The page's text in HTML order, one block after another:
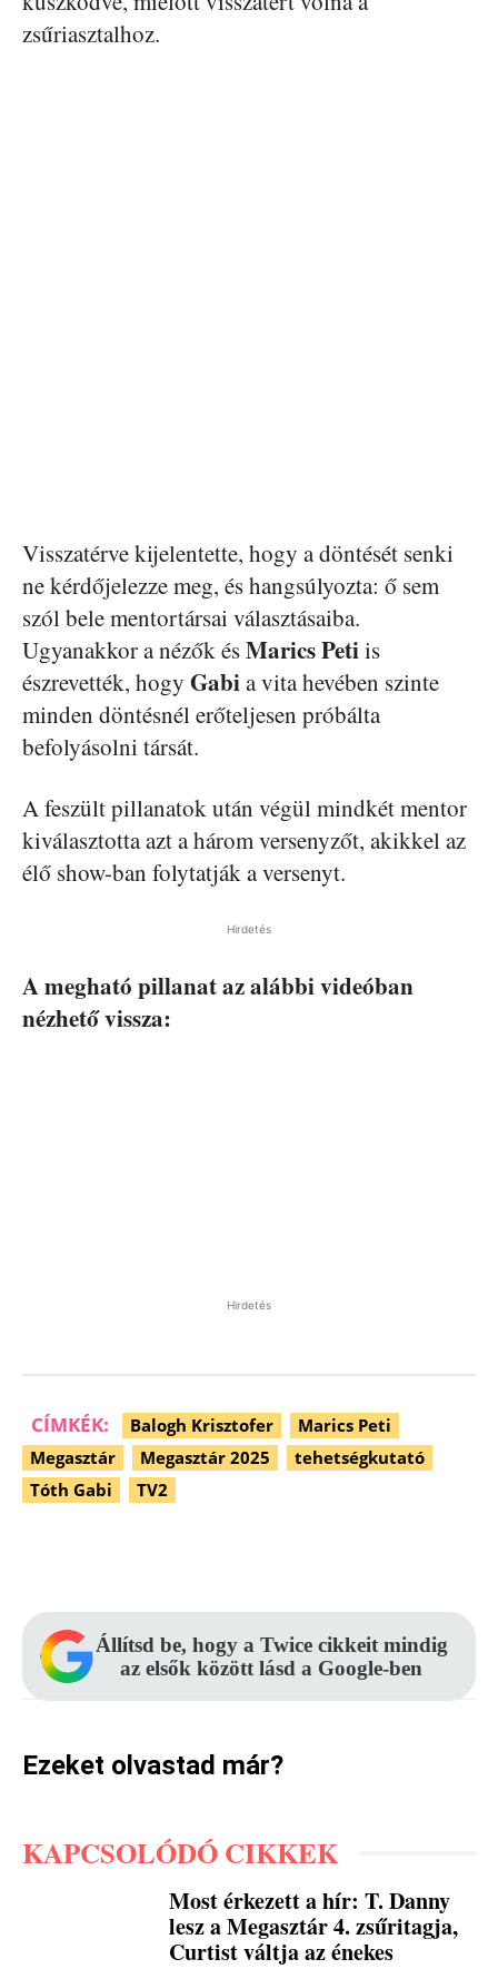
zsűriasztalhoz.
Visszatérve kijelentette, hogy a döntését senki
ne kérdőjelezze meg, és hangsúlyozta: ő sem
szól bele mentortársai választásaiba.
Ugyanakkor a nézők ésMarics Petiis
észrevették, hogy Gabia vita hevében szinte
minden döntésnél erőteljesen próbálta
befolyásolni társát.
A feszült pillanatok után végül mindkét mentor
kiválasztotta azt a három versenyzőt, akikkel az
élő show-ban folytatják a versenyt.
Hirdetés
A megható pillanat az alábbi videóban
nézhető vissza:
Hirdetés
CÍMKÉK: Balogh Krisztofer
Marics Peti
Megasztár
Megasztár 2025
tehetségkutató
Tóth Gabi
TV2
Állítsd be, hogy a Twice cikkeit mindig
az elsők között lásd a Google-ben
Ezeket olvastad már?
KAPCSOLÓDÓ CIKKEK
Most érkezett a hír: T. Danny
lesz a Megasztár 4. zsűritagja,
Curtist váltja az énekes